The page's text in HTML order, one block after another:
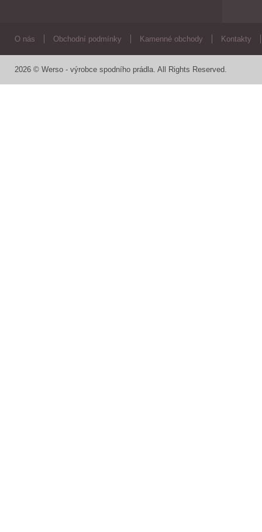
O nás Obchodní podmínky Kamenné obchody Kontakty
2026 © Werso - výrobce spodního prádla. All Rights Reserved.